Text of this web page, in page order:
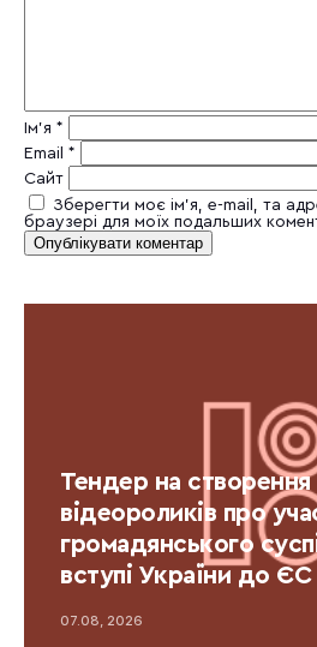
Ім'я *
Email *
Сайт
Зберегти моє ім'я, e-mail, та
браузері для моїх подальших
Тендер на створення
відеороликів про
громадянського
вступі України до ЄС
07.08, 2026